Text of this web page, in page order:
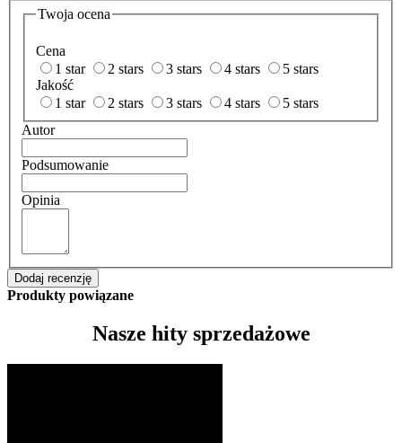
Twoja ocena
Cena
1 star
2 stars 3 stars 4 stars
5 stars
Jakość
1 star
2 stars 3 stars 4 stars
5 stars
Autor
Podsumowanie
Opinia
Dodaj recenzję
Produkty powiązane
Nasze hity sprzedażowe